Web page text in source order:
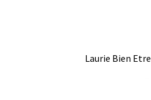
Laurie Bien Etre